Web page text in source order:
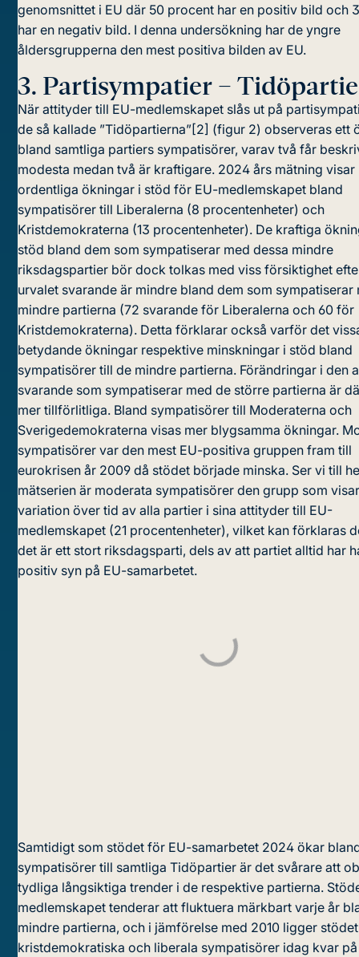
genomsnittet i EU där 50 procent har en positiv bild och
har en negativ bild. I denna undersökning har de yngre
åldersgrupperna den mest positiva bilden av EU.
3. Partisympatier –
När attityder till EU-medlemskapet slås ut på
de så kallade ”Tidöpartierna”[2] (figur 2) observeras ett
bland samtliga partiers sympatisörer, varav två får
modesta medan två är kraftigare. 2024 års mätning visar
ordentliga ökningar i stöd för EU-medlemskapet bland
sympatisörer till Liberalerna (8 procentenheter) och
Kristdemokraterna (13 procentenheter). De kraftiga
stöd bland dem som sympatiserar med dessa mindre
riksdagspartier bör dock tolkas med viss försiktighet
urvalet svarande är mindre bland dem som sympatiserar
mindre partierna (72 svarande för Liberalerna och 60 för
Kristdemokraterna). Detta förklarar också varför det
betydande ökningar respektive minskningar i stöd bland
sympatisörer till de mindre partierna. Förändringar i den
svarande som sympatiserar med de större partierna är
mer tillförlitliga. Bland sympatisörer till Moderaterna och
Sverigedemokraterna visas mer blygsamma ökningar.
sympatisörer var den mest EU-positiva gruppen fram till
eurokrisen år 2009 då stödet började minska. Ser vi till
mätserien är moderata sympatisörer den grupp som
variation över tid av alla partier i sina attityder till EU-
medlemskapet (21 procentenheter), vilket kan förklaras
det är ett stort riksdagsparti, dels av att partiet alltid har
positiv syn på EU-samarbetet.
Samtidigt som stödet för EU-samarbetet 2024 ökar
sympatisörer till samtliga Tidöpartier är det svårare att
tydliga långsiktiga trender i de respektive partierna.
medlemskapet tenderar att fluktuera märkbart varje år
mindre partierna, och i jämförelse med 2010 ligger
kristdemokratiska och liberala sympatisörer idag kvar